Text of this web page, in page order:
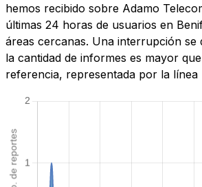
hemos recibido sobre Adamo
últimas 24 horas de usuarios en
áreas cercanas. Una interrupción se
la cantidad de informes es mayor
referencia, representada por la línea